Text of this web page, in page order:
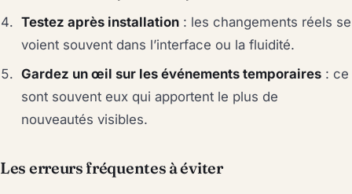
Testez après installation : les changements réels se
voient souvent dans l’interface ou la fluidité.
Gardez un œil sur les événements temporaires : ce
sont souvent eux qui apportent le plus de
nouveautés visibles.
Les erreurs fréquentes à éviter